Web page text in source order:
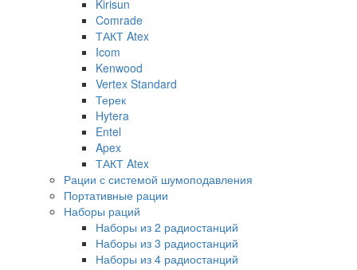
Kirisun
Comrade
ТАКТ Atex
Icom
Kenwood
Vertex Standard
Терек
Hytera
Entel
Apex
ТАКТ Atex
Рации с системой шумоподавления
Портативные рации
Наборы раций
Наборы из 2 радиостанций
Наборы из 3 радиостанций
Наборы из 4 радиостанций